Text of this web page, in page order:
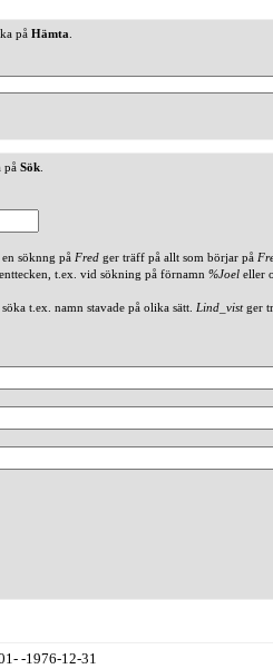
på Hämta
på Sök
söknng på Fred ger träff på allt som börjar på
t.ex. vid sökning på förnamn %Joel eller
t.ex. namn stavade på olika sätt. Lind_vistger
-1976-12-31